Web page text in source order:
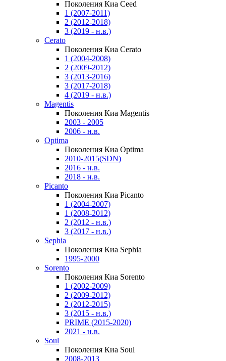
Поколения Киа Ceed
1 (2007-2011)
2 (2012-2018)
3 (2019 - н.в.)
Cerato
Поколения Киа Cerato
1 (2004-2008)
2 (2009-2012)
3 (2013-2016)
3 (2017-2018)
4 (2019 - н.в.)
Magentis
Поколения Киа Magentis
2003 - 2005
2006 - н.в.
Optima
Поколения Киа Optima
2010-2015(SDN)
2016 - н.в.
2018 - н.в.
Picanto
Поколения Киа Picanto
1 (2004-2007)
1 (2008-2012)
2 (2012 - н.в.)
3 (2017 - н.в.)
Sephia
Поколения Киа Sephia
1995-2000
Sorento
Поколения Киа Sorento
1 (2002-2009)
2 (2009-2012)
2 (2012-2015)
3 (2015 - н.в.)
PRIME (2015-2020)
2021 - н.в.
Soul
Поколения Киа Soul
2008-2013